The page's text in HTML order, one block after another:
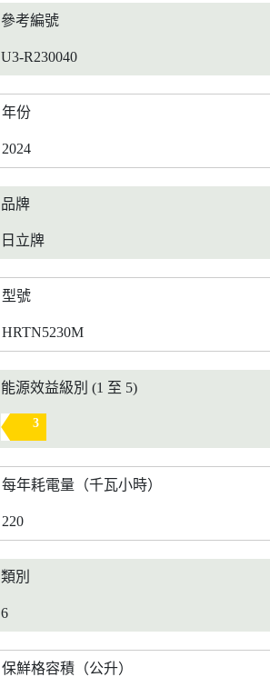
參考編號
U3-R230040
年份
2024
品牌
日立牌
型號
HRTN5230M
能源效益級別 (1 至 5)
3
每年耗電量（千瓦小時）
220
類別
6
保鮮格容積（公升）